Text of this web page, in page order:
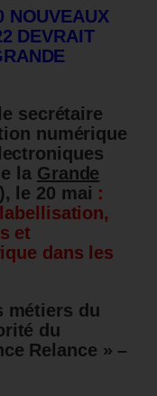
NOUVEAUX
DEVRAIT
secrétaire
numérique
la Grande
), le 20 mai :
et
dans les
métiers du
du
Relance » –